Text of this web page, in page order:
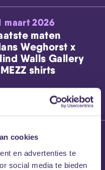
cookies
en advertenties te
social media te bieden
maart 2026
maten
Weghorst x
Walls Gallery
shirts
maart 2026
Blog:
Kalf